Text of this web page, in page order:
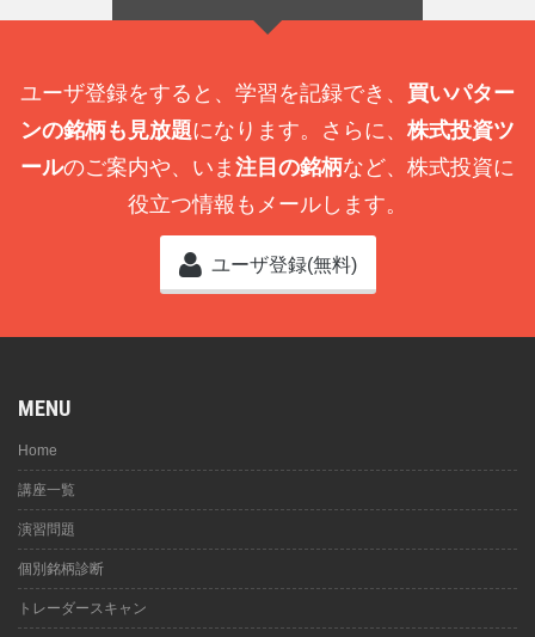
ユーザ登録をすると、学習を記録でき、 買いパター
ンの銘柄も見放題になります。さらに、 株式投資ツ
ールのご案内や、いま 注目の銘柄など、株式投資に
役立つ情報もメールします。
ユーザ登録(無料)
MENU
Home
講座一覧
演習問題
個別銘柄診断
トレーダースキャン